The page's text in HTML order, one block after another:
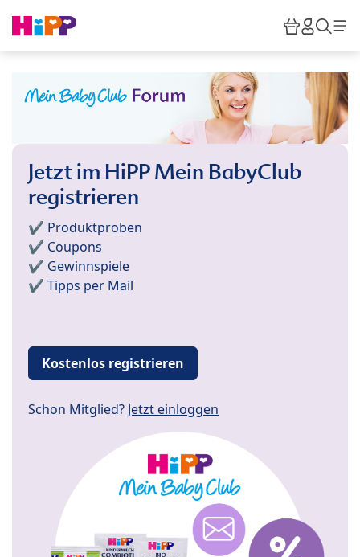
HiPP
Jetzt im HiPP Mein BabyClub
registrieren
✔️ Produktproben
✔️ Coupons
✔️ Gewinnspiele
✔️ Tipps per Mail
Kostenlos registrieren
Schon Mitglied? Jetzt einloggen